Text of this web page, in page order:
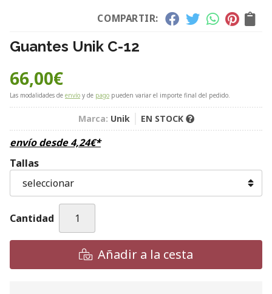
COMPARTIR:
Guantes Unik C-12
66,00€
Las modalidades de envío y de pago pueden variar el importe final del pedido.
Marca: Unik EN STOCK
envío desde4,24€*
Tallas
Cantidad
Añadir a la cesta